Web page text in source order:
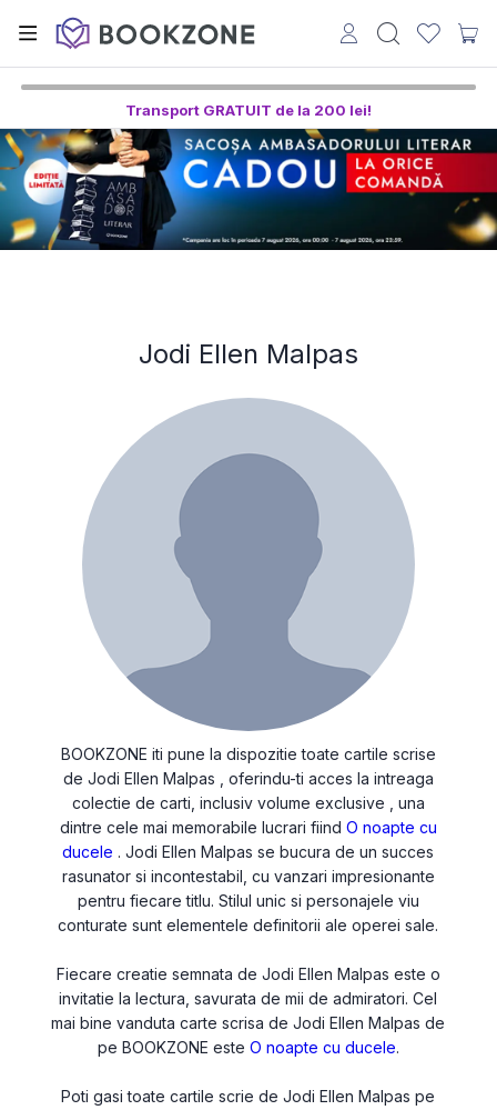
Transport GRATUIT de la 200 lei!
Jodi Ellen Malpas
BOOKZONE iti pune la dispozitie toate cartile scrise
de Jodi Ellen Malpas , oferindu-ti acces la intreaga
colectie de carti, inclusiv volume exclusive , una
dintre cele mai memorabile lucrari fiind O noapte cu
ducele . Jodi Ellen Malpas se bucura de un succes
rasunator si incontestabil, cu vanzari impresionante
pentru fiecare titlu. Stilul unic si personajele viu
conturate sunt elementele definitorii ale operei sale.
Fiecare creatie semnata de Jodi Ellen Malpas este o
invitatie la lectura, savurata de mii de admiratori. Cel
mai bine vanduta carte scrisa de Jodi Ellen Malpas de
pe BOOKZONE este O noapte cu ducele.
Poti gasi toate cartile scrie de Jodi Ellen Malpas pe